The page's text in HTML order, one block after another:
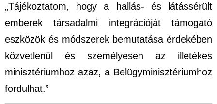
„Tájékoztatom, hogy a hallás- és látássérült
emberek társadalmi integrációját támogató
eszközök és módszerek bemutatása érdekében
közvetlenül és személyesen az illetékes
minisztériumhoz azaz, a Belügyminisztériumhoz
fordulhat.”